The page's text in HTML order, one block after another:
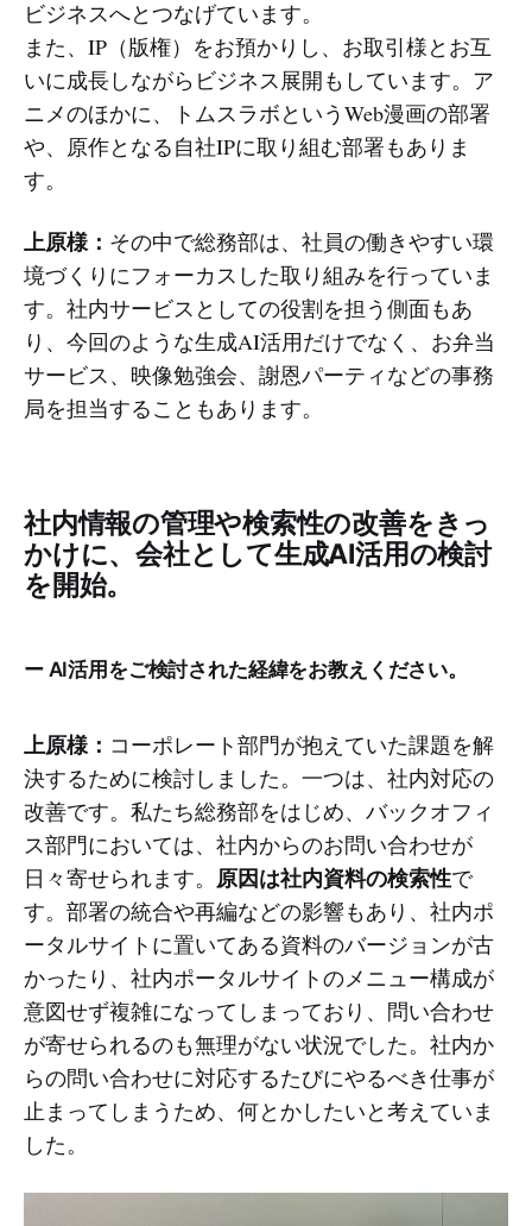
ビジネスへとつなげています。
また、IP（版権）をお預かりし、お取引様とお互
いに成長しながらビジネス展開もしています。ア
ニメのほかに、トムスラボというWeb漫画の部署
や、原作となる自社IPに取り組む部署もありま
す。
上原様： その中で総務部は、社員の働きやすい環
境づくりにフォーカスした取り組みを行っていま
す。社内サービスとしての役割を担う側面もあ
り、今回のような生成AI活用だけでなく、お弁当
サービス、映像勉強会、謝恩パーティなどの事務
局を担当することもあります。
社内情報の管理や検索性の改善をきっ
かけに、会社として生成AI活用の検討
を開始。
ー AI活用をご検討された経緯をお教えください。
上原様： コーポレート部門が抱えていた課題を解
決するために検討しました。一つは、社内対応の
改善です。私たち総務部をはじめ、バックオフィ
ス部門においては、社内からのお問い合わせが
日々寄せられます。 原因は社内資料の検索性で
す。部署の統合や再編などの影響もあり、社内ポ
ータルサイトに置いてある資料のバージョンが古
かったり、社内ポータルサイトのメニュー構成が
意図せず複雑になってしまっており、問い合わせ
が寄せられるのも無理がない状況でした。社内か
らの問い合わせに対応するたびにやるべき仕事が
止まってしまうため、何とかしたいと考えていま
した。